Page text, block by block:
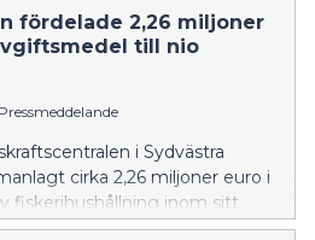
avustus vuosille 2024-27.
elokuun ajan.
fördelade 2,26 miljoner
till nio
Pressmeddelande
i Sydvästra
cirka 2,26 miljoner euro i
fiskerihushållning inom sitt
omfattar Mellersta